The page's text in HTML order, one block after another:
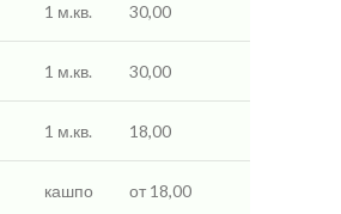
1 м.кв. 30,00
1 м.кв. 30,00
1 м.кв. 18,00
кашпо от 18,00